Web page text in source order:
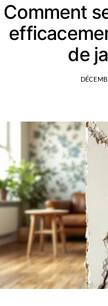
Comment
de